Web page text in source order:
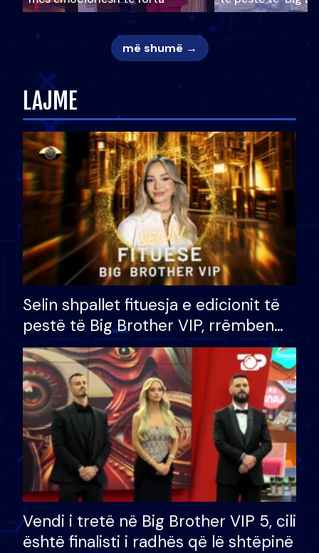
më shumë →
LAJME
Selin shpallet fituesja e edicionit të
pestë të Big Brother VIP, rrëmben
çmimin e madh prej 100 mijë eurosh
Vendi i tretë në Big Brother VIP 5, cili
është finalisti i radhës që lë shtëpinë